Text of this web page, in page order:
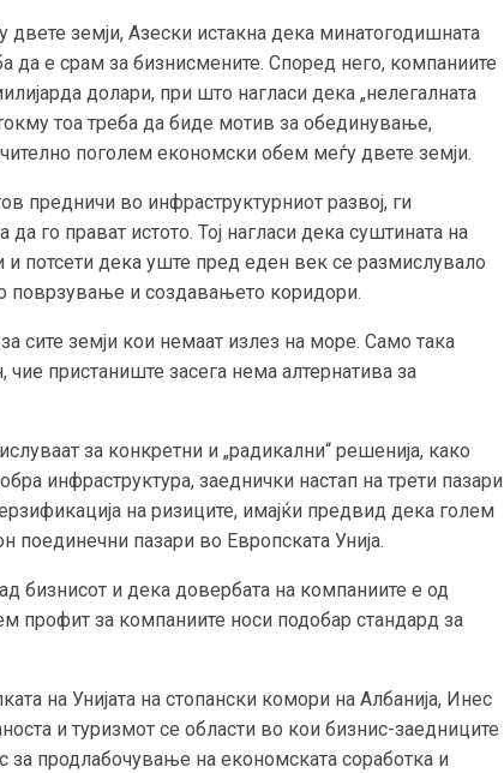
двете земји, Азески истакна дека минатогодишната
да е срам за бизнисмените. Според него, компаниите
долари, при што нагласи дека „нелегалната
тоа треба да биде мотив за обединување,
поголем економски обем меѓу двете земји.
предничи во инфраструктурниот развој, ги
го прават истото. Тој нагласи дека суштината на
потсети дека уште пред еден век се размислувало
поврзување и создавањето коридори.
сите земји кои немаат излез на море. Само така
пристаниште засега нема алтернатива за
за конкретни и „радикални“ решенија, како
инфраструктура, заеднички настап на трети пазари
на ризиците, имајќи предвид дека голем
поединечни пазари во Европската Унија.
бизнисот и дека довербата на компаниите е од
профит за компаниите носи подобар стандард за
на Унијата на стопански комори на Албанија, Инес
и туризмот се области во кои бизнис-заедниците
продлабочување на економската соработка и